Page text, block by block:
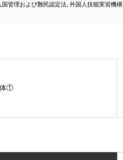
国管理および難民認定法 外国人技能実習機構
体①